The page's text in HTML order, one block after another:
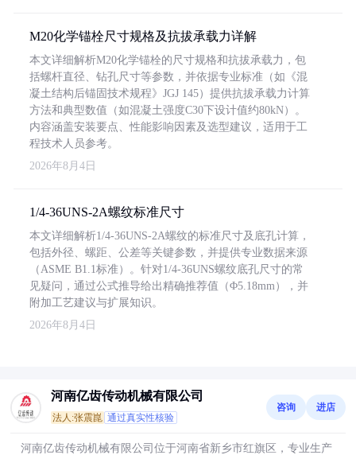
M20化学锚栓尺寸规格及抗拔承载力详解
本文详细解析M20化学锚栓的尺寸规格和抗拔承载力，包
括螺杆直径、钻孔尺寸等参数，并依据专业标准（如《混
凝土结构后锚固技术规程》JGJ 145）提供抗拔承载力计算
方法和典型数值（如混凝土强度C30下设计值约80kN）。
内容涵盖安装要点、性能影响因素及选型建议，适用于工
程技术人员参考。
2026年8月4日
1/4-36UNS-2A螺纹标准尺寸
本文详细解析1/4-36UNS-2A螺纹的标准尺寸及底孔计算，
包括外径、螺距、公差等关键参数，并提供专业数据来源
（ASME B1.1标准）。针对1/4-36UNS螺纹底孔尺寸的常
见疑问，通过公式推导给出精确推荐值（Φ5.18mm），并
附加工艺建议与扩展知识。
2026年8月4日
河南亿齿传动机械有限公司
法人:张震崑 通过真实性核验
咨询 进店
河南亿齿传动机械有限公司位于河南省新乡市红旗区，专业生产